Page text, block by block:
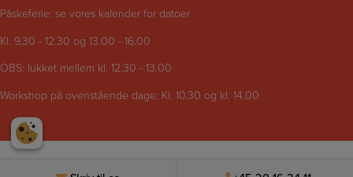
Påskeferie: se vores kalender for datoer
Kl. 9.30 - 12.30 og 13.00 - 16.00
OBS: lukket mellem kl. 12.30 - 13.00
Workshop på ovenstående dage: Kl. 10.30 og kl. 14.00